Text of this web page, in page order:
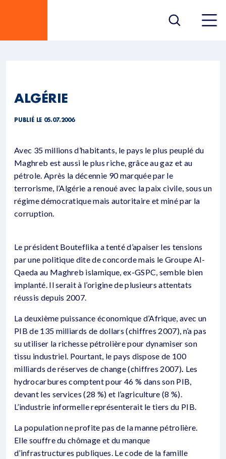
ALGÉRIE
PUBLIÉ LE 05.07.2006
Avec 35 millions d’habitants, le pays le plus peuplé du
Maghreb est aussi le plus riche, grâce au gaz et au
pétrole. Après la décennie 90 marquée par le
terrorisme, l’Algérie a renoué avec la paix civile, sous un
régime démocratique mais autoritaire et miné par la
corruption.
Le président Bouteflika a tenté d’apaiser les tensions
par une politique dite de concorde mais le Groupe Al-
Qaeda au Maghreb islamique, ex-GSPC, semble bien
implanté. Il serait à l’origine de plusieurs attentats
réussis depuis 2007.
La deuxième puissance économique d’Afrique, avec un
PIB de 135 milliards de dollars (chiffres 2007), n’a pas
su utiliser la richesse pétrolière pour dynamiser son
tissu industriel. Pourtant, le pays dispose de 100
milliards de réserves de change (chiffres 2007). Les
hydrocarbures comptent pour 46 % dans son PIB,
devant les services (28 %) et l’agriculture (8 %).
L’industrie informelle représenterait le tiers du PIB.
La population ne profite pas de la manne pétrolière.
Elle souffre du chômage et du manque
d’infrastructures publiques. Le code de la famille